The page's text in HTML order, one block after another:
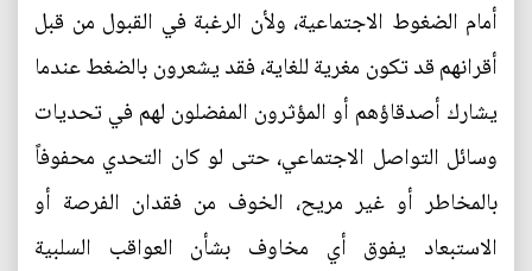
أمام الضغوط الاجتماعية، ولأن الرغبة في القبول من قبل
أقرانهم قد تكون مغرية للغاية، فقد يشعرون بالضغط عندما
يشارك أصدقاؤهم أو المؤثرون المفضلون لهم في تحديات
وسائل التواصل الاجتماعي، حتى لو كان التحدي محفوفاً
بالمخاطر أو غير مريح، الخوف من فقدان الفرصة أو
الاستبعاد يفوق أي مخاوف بشأن العواقب السلبية